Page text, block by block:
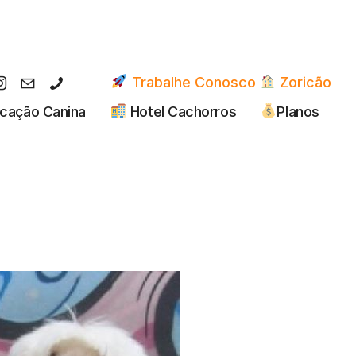
Trabalhe Conosco
Zoricão
Canina Hotel Cachorros Planos